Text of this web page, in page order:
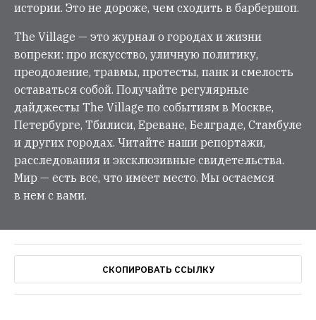
истории. Это не дороже, чем сходить в барбершоп.
The Village — это журнал о городах и жизни
вопреки: про искусство, уличную политику,
преодоление, травмы, протесты, панк и смелость
оставаться собой. Получайте регулярные
дайджесты The Village по событиям в Москве,
Петербурге, Тбилиси, Ереване, Белграде, Стамбуле
и других городах. Читайте наши репортажи,
расследования и эксклюзивные свидетельства.
Мир — есть все, что имеет место. Мы остаемся
в нем с вами.
СКОПИРОВАТЬ ССЫЛКУ